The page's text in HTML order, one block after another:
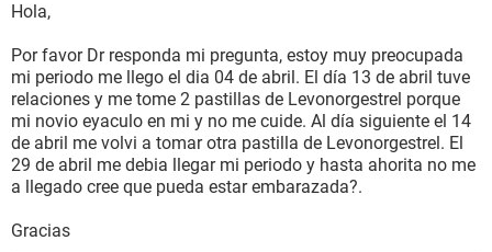
BIENESTAR
SEXUALIDAD
GLOSARIO
Hola,
Por favor Dr responda mi pregunta, estoy muy preocupada
mi periodo me llego el dia 04 de abril. El día 13 de abril tuve
relaciones y me tome 2 pastillas de Levonorgestrel porque
mi novio eyaculo en mi y no me cuide. Al día siguiente el 14
de abril me volvi a tomar otra pastilla de Levonorgestrel. El
29 de abril me debia llegar mi periodo y hasta ahorita no me
a llegado cree que pueda estar embarazada?.
Gracias